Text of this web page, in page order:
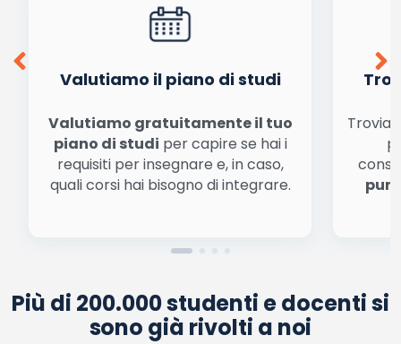
Acconsento all'uso dei miei dati da parte di terzi per
finalità di marketing diretto con modalità
conferma e pubblica
Valutiamo il piano di studi
Valutiamo gratuitamente il tuo
piano di studi per capire se hai i
requisiti per insegnare e, in caso,
quali corsi hai bisogno di integrare.
Più di 200.000 studenti e docenti si
sono già rivolti a noi